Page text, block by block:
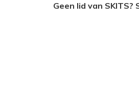
Geen lid van SKITS?